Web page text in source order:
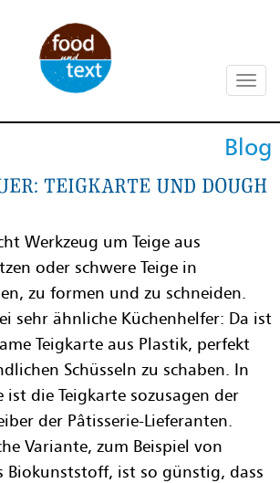
und
– foodundtext
ankurbeln. Professionelle
und Foodstyling mit
und Versuchsküche.
Blog
Teigkarte und Dough
Werkzeug um Teige aus
oder schwere Teige in
zu formen und zu schneiden.
sehr ähnliche Küchenhelfer: Da ist
Teigkarte aus Plastik, perfekt
Schüsseln zu schaben. In
die Teigkarte sozusagen der
der Pâtisserie-Lieferanten.
Variante, zum Beispiel von
Biokunststoff, ist so günstig, dass